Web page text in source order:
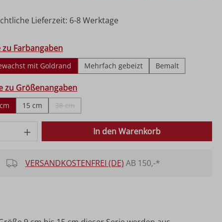
Lieferzeit: 6-8 Werktage
zu Farbangaben
mit Goldrand Mehrfach gebeizt Bemalt
zu Größenangaben
15 cm 38 cm
(Diese Option ist zurzeit nicht verfügbar.)
Anzahl: Gib den gewünschten Wert
In den Warenkorb
VERSANDKOSTENFREI (DE) AB 150,-*